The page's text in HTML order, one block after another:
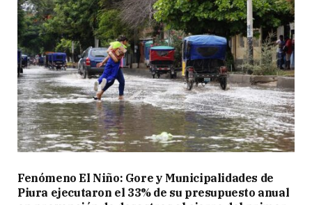
Fenómeno El Niño: Gore y Municipalidades de
Piura ejecutaron el 33% de su presupuesto anual